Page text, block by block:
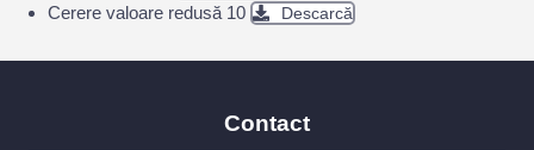
Cerere valoare redusă 10 Descarcă
Contact